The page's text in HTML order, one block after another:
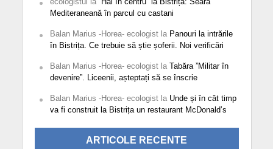
Mediteraneană în parcul cu castani
Balan Marius -Horea- ecologistla Panouri la intrările
în Bistrița. Ce trebuie să știe șoferii. Noi verificări
Balan Marius -Horea- ecologistla Tabăra ”Militar în
devenire”. Liceenii, așteptați să se înscrie
Balan Marius -Horea- ecologistla Unde și în cât timp
va fi construit la Bistrița un restaurant McDonald’s
ARTICOLE RECENTE